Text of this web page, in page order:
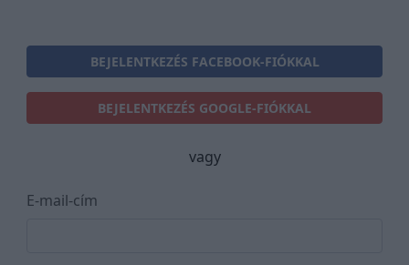
BEJELENTKEZÉS FACEBOOK-FIÓKKAL
BEJELENTKEZÉS GOOGLE-FIÓKKAL
vagy
E-mail-cím